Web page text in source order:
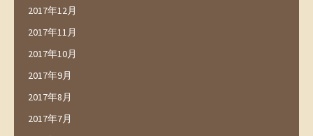
2017年12月
2017年11月
2017年10月
2017年9月
2017年8月
2017年7月